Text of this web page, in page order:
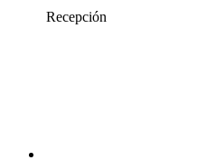
Recepción